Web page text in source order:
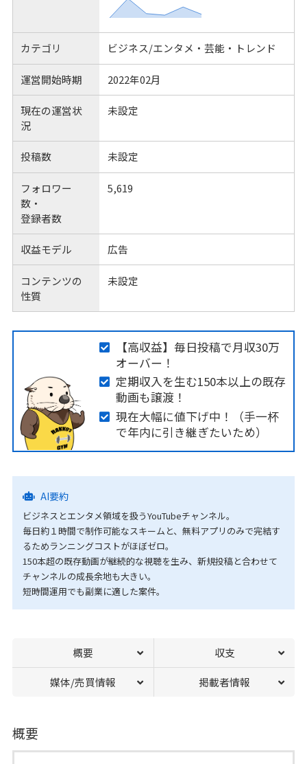
カテゴリ ビジネス/エンタメ・芸能・トレンド
運営開始時期 2022年02月
現在の運営状
況
未設定
投稿数 未設定
フォロワー
数・
登録者数
5,619
収益モデル 広告
コンテンツの
性質
未設定
【高収益】毎日投稿で月収30万
オーバー！
定期収入を生む150本以上の既存
動画も譲渡！
現在大幅に値下げ中！（手一杯
で年内に引き継ぎたいため）
AI要約
ビジネスとエンタメ領域を扱うYouTubeチャンネル。
毎日約１時間で制作可能なスキームと、無料アプリのみで完結す
るためランニングコストがほぼゼロ。
150本超の既存動画が継続的な視聴を生み、新規投稿と合わせて
チャンネルの成長余地も大きい。
短時間運用でも副業に適した案件。
概要 収支
媒体/売買情報 掲載者情報
概要